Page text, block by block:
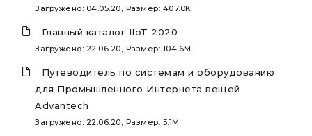
Загружено: 04.05.20, Размер: 407.0K
Главный каталог IIoT 2020
Загружено: 22.06.20, Размер: 104.6M
Путеводитель по системам и оборудованию
для Промышленного Интернета вещей
Advantech
Загружено: 22.06.20, Размер: 5.1M